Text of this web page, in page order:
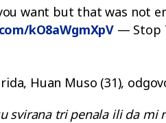
want but that was not
kO8aWgmXpV — Stop
Huan Muso (31),
svirana tri penala ili da